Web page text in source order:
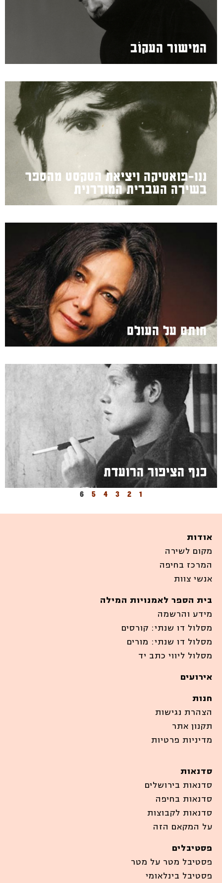
המישור העקוֹב
ננו-פואטיקה ויציאת הטקסט מהספר
בשירה העברית המודרנית
חותם על העולם
כנף הציפור הרועדת
1
2
3
4
5
6
אודות
מקום לשירה
המרכז בחיפה
אנשי צוות
בית הספר לאמנויות המילה
מידע והרשמה
מסלול דו שנתי: קורסים
מסלול דו שנתי: מורים
מסלול ליווי כתב יד
אירועים
חנות
הצהרת נגישות
תקנון אתר
מדיניות פרטיות
סדנאות
סדנאות בירושלים
סדנאות בחיפה
סדנאות לקבוצות
על המקאם הזה
פסטיבלים
פסטיבל מטר על מטר
פסטיבל בינלאומי